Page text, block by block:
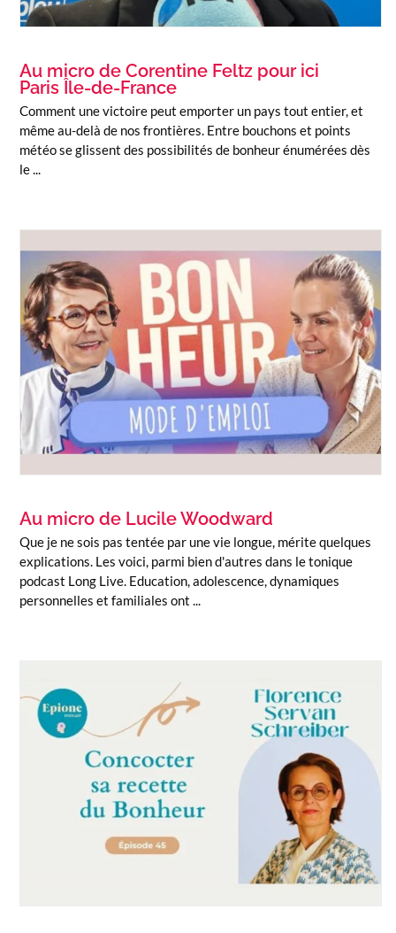
Au micro de Corentine Feltz pour ici
Paris Île-de-France
Comment une victoire peut emporter un pays tout entier, et
même au-delà de nos frontières. Entre bouchons et points
météo se glissent des possibilités de bonheur énumérées dès
le ...
Au micro de Lucile Woodward
Que je ne sois pas tentée par une vie longue, mérite quelques
explications. Les voici, parmi bien d'autres dans le tonique
podcast Long Live. Education, adolescence, dynamiques
personnelles et familiales ont ...